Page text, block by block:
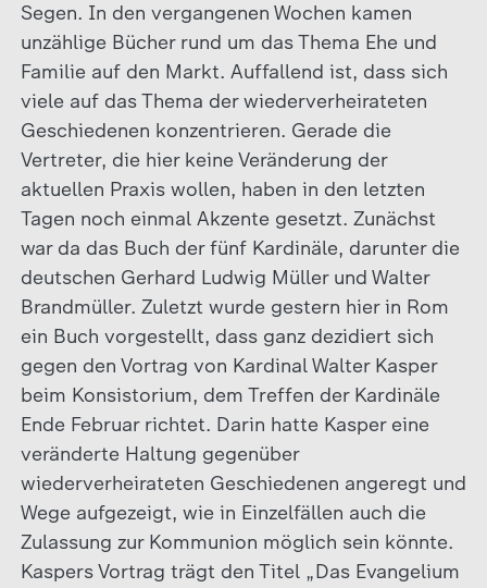
Segen. In den vergangenen Wochen kamen
unzählige Bücher rund um das Thema Ehe und
Familie auf den Markt. Auffallend ist, dass sich
viele auf das Thema der wiederverheirateten
Geschiedenen konzentrieren. Gerade die
Vertreter, die hier keine Veränderung der
aktuellen Praxis wollen, haben in den letzten
Tagen noch einmal Akzente gesetzt. Zunächst
war da das Buch der fünf Kardinäle, darunter die
deutschen Gerhard Ludwig Müller und Walter
Brandmüller. Zuletzt wurde gestern hier in Rom
ein Buch vorgestellt, dass ganz dezidiert sich
gegen den Vortrag von Kardinal Walter Kasper
beim Konsistorium, dem Treffen der Kardinäle
Ende Februar richtet. Darin hatte Kasper eine
veränderte Haltung gegenüber
wiederverheirateten Geschiedenen angeregt und
Wege aufgezeigt, wie in Einzelfällen auch die
Zulassung zur Kommunion möglich sein könnte.
Kaspers Vortrag trägt den Titel „Das Evangelium